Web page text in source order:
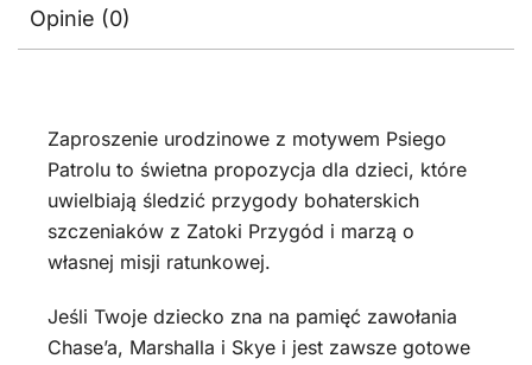
Opinie (0)
Zaproszenie urodzinowe z motywem Psiego
Patrolu to świetna propozycja dla dzieci, które
uwielbiają śledzić przygody bohaterskich
szczeniaków z Zatoki Przygód i marzą o
własnej misji ratunkowej.
Jeśli Twoje dziecko zna na pamięć zawołania
Chase’a, Marshalla i Skye i jest zawsze gotowe